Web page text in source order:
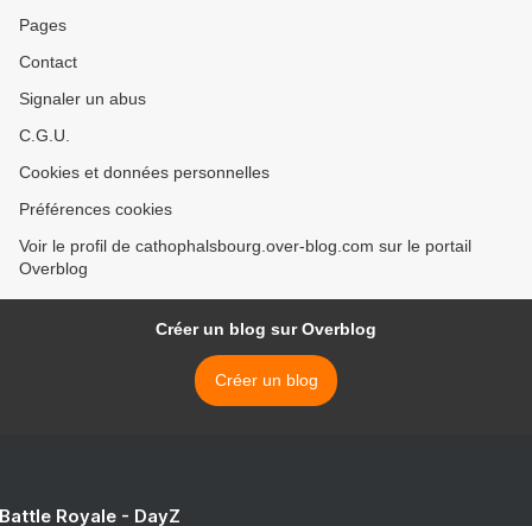
Pages
Contact
Signaler un abus
C.G.U.
Cookies et données personnelles
Préférences cookies
Voir le profil de cathophalsbourg.over-blog.com sur le portail
Overblog
Créer un blog sur Overblog
Créer un blog
Royale - DayZ